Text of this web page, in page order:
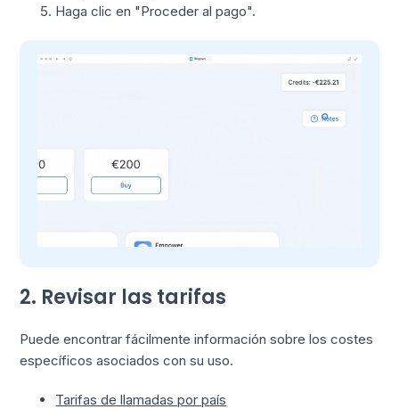
Haga clic en "Proceder al pago".
2. Revisar las tarifas
Puede encontrar fácilmente información sobre los costes
específicos asociados con su uso.
Tarifas de llamadas por país